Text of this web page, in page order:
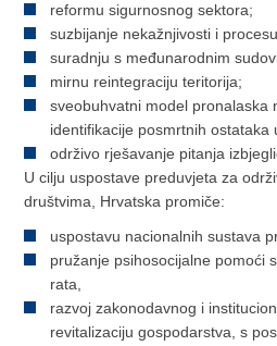
reformu sigurnosnog sektora;
suzbijanje nekažnjivosti i
suradnju s međunarodnim
mirnu reintegraciju teritorija;
sveobuhvatni model pronalaska
identifikacije posmrtnih ostataka
održivo rješavanje pitanja
U cilju uspostave preduvjeta za
društvima, Hrvatska promiče:
uspostavu nacionalnih sustava
pružanje psihosocijalne pomoći
rata,
razvoj zakonodavnog i
revitalizaciju gospodarstva, s